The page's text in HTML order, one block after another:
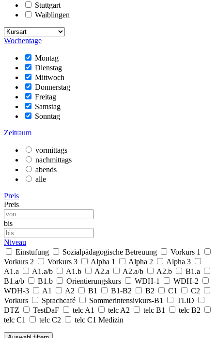
Stuttgart
Waiblingen
Wochentage
Montag
Dienstag
Mittwoch
Donnerstag
Freitag
Samstag
Sonntag
Zeitraum
vormittags
nachmittags
abends
alle
Preis
Preis
bis
Niveau
Einstufung
Sozialpädagogische Betreuung
Vorkurs 1
Vorkurs 2
Vorkurs 3 Alpha 1 Alpha 2
Alpha 3
A1.a
A1.a/b A1.b A2.a A2.a/b A2.b
B1.a
B1.a/b
B1.b Orientierungskurs WDH-1
WDH-2
WDH-3
A1 A2 B1 B1-B2 B2 C1
C2
Vorkurs
Sprachcafé Sommerintensivkurs-B1
TLiD
DTZ
TestDaF telc A1 telc A2 telc B1
telc B2
telc C1
telc C2 telc C1 Medizin